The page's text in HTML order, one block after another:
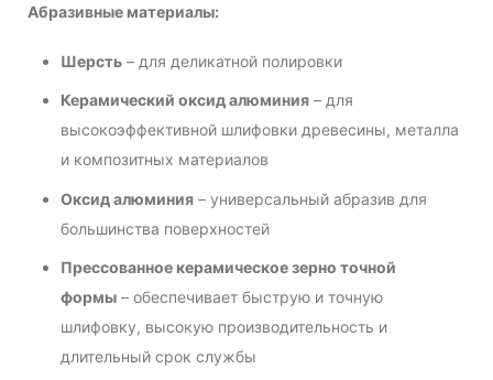
Абразивные материалы:
Шерсть – для деликатной полировки
Керамический оксид алюминия – для
высокоэффективной шлифовки древесины, металла
и композитных материалов
Оксид алюминия – универсальный абразив для
большинства поверхностей
Прессованное керамическое зерно точной
формы – обеспечивает быструю и точную
шлифовку, высокую производительность и
длительный срок службы